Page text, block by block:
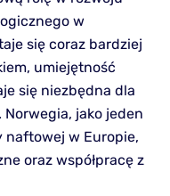
w
się coraz bardziej
umiejętność
się niezbędna dla
jako jeden
naftowej w Europie,
oraz współpracę z